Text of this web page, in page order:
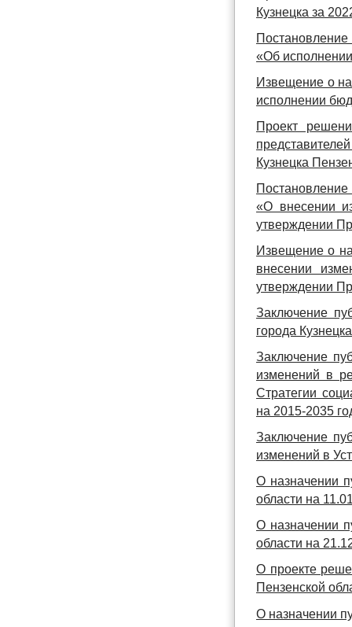
Кузнецка за
«Об
Извещение о
исполнении
Проект
Кузнецка
«О внесении
утверждении
Извещение о
внесении
утверждении
Заключение
города
Заключение
изменений в
Стратегии
на 2015-2035
Заключение
изменений в
О назначении
области на
О назначении
области на
О проекте
Пензенской
О назначении